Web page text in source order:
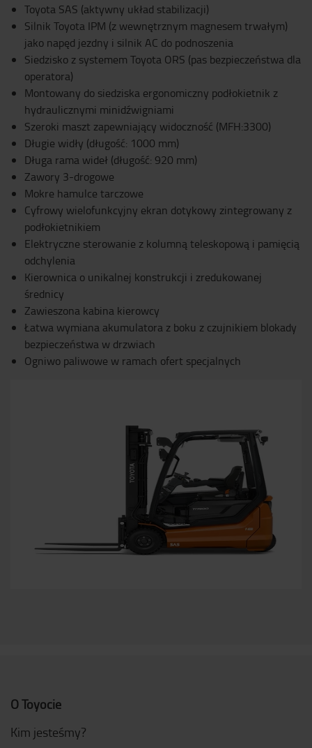
Toyota SAS (aktywny układ stabilizacji)
Silnik Toyota IPM (z wewnętrznym magnesem trwałym)
jako napęd jezdny i silnik AC do podnoszenia
Siedzisko z systemem Toyota ORS (pas bezpieczeństwa dla
operatora)
Montowany do siedziska ergonomiczny podłokietnik z
hydraulicznymi minidźwigniami
Szeroki maszt zapewniający widoczność (MFH:3300)
Długie widły (długość: 1000 mm)
Długa rama wideł (długość: 920 mm)
Zawory 3-drogowe
Mokre hamulce tarczowe
Cyfrowy wielofunkcyjny ekran dotykowy zintegrowany z
podłokietnikiem
Elektryczne sterowanie z kolumną teleskopową i pamięcią
odchylenia
Kierownica o unikalnej konstrukcji i zredukowanej
średnicy
Zawieszona kabina kierowcy
Łatwa wymiana akumulatora z boku z czujnikiem blokady
bezpieczeństwa w drzwiach
Ogniwo paliwowe w ramach ofert specjalnych
O Toyocie
Kim jesteśmy?